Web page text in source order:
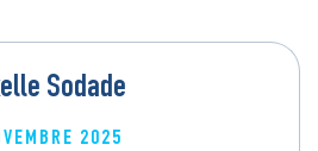
Sodade
2025